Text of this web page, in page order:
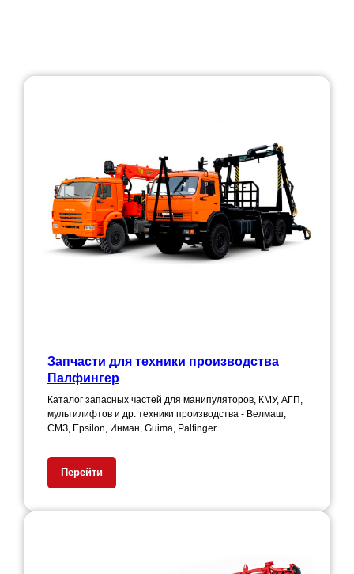
Запчасти для техники производства
Палфингер
Каталог запасных частей для манипуляторов, КМУ, АГП,
мультилифтов и др. техники производства - Велмаш,
СМЗ, Epsilon, Инман, Guima, Palfinger.
Перейти